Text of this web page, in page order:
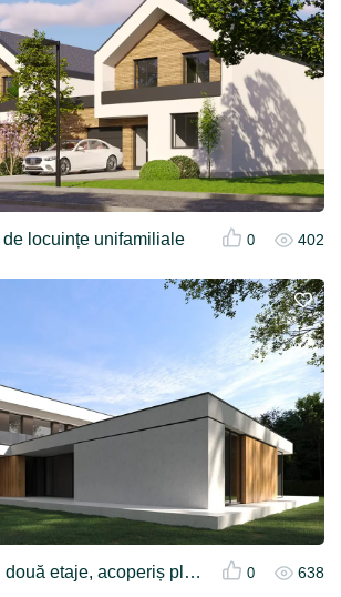
locuințe unifamiliale 0 402
Casă modernă cu două etaje, acoperiș plat și subsol parțial 0 638